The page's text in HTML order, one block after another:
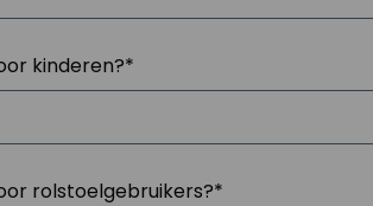
kinderen?*
rolstoelgebruikers?*